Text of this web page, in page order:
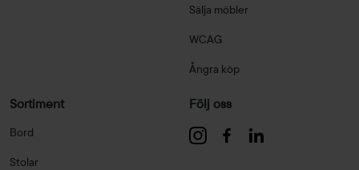
Sälja möbler
WCAG
Ångra köp
Sortiment
Bord
Stolar
Följ oss